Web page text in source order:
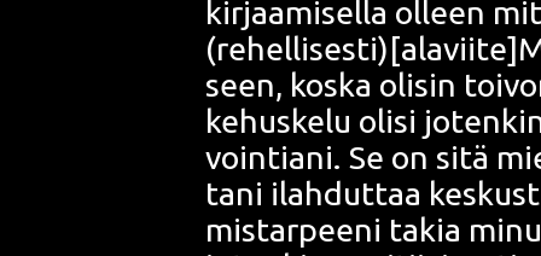
kir­jaa­mi­sel­la olleen
seen, kos­ka oli­sin
ke­hus­ke­lu oli­si
voin­tia­ni. Se on sitä
ta­ni ilah­dut­taa
mis­tar­pee­ni takia